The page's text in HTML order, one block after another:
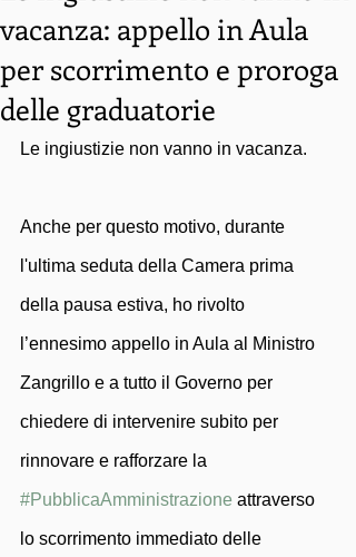
vacanza: appello in Aula
per scorrimento e proroga
delle graduatorie
Le ingiustizie non vanno in vacanza.
Anche per questo motivo, durante
l'ultima seduta della Camera prima
della pausa estiva, ho rivolto
l’ennesimo appello in Aula al Ministro
Zangrillo e a tutto il Governo per
chiedere di intervenire subito per
rinnovare e rafforzare la
#PubblicaAmministrazione attraverso
lo scorrimento immediato delle